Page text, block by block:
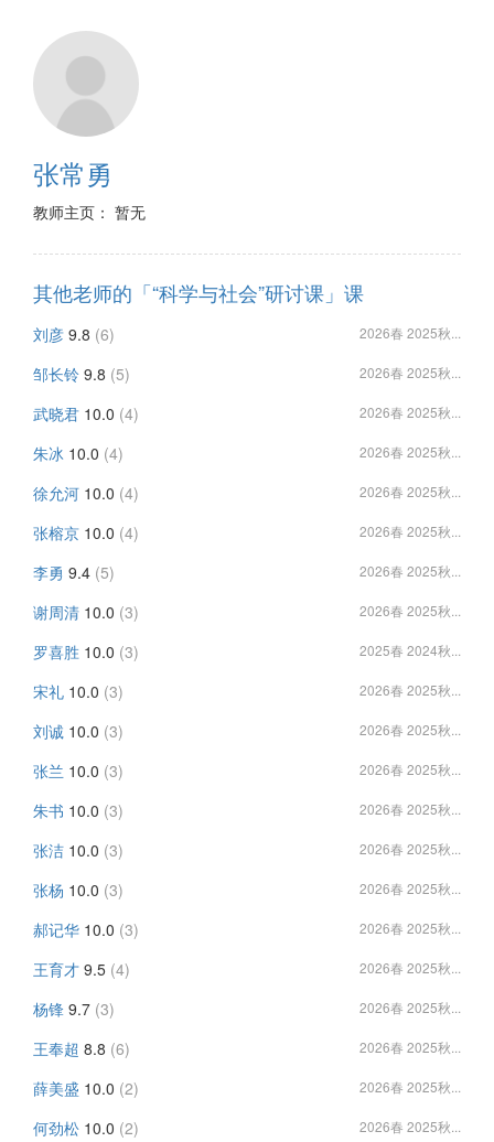
张常勇
教师主页： 暂无
其他老师的「“科学与社会”研讨课」课
刘彦 9.8 (6) 2026春 2025秋...
邹长铃 9.8 (5) 2026春 2025秋...
武晓君 10.0 (4) 2026春 2025秋...
朱冰 10.0 (4) 2026春 2025秋...
徐允河 10.0 (4) 2026春 2025秋...
张榕京 10.0 (4) 2026春 2025秋...
李勇 9.4 (5) 2026春 2025秋...
谢周清 10.0 (3) 2026春 2025秋...
罗喜胜 10.0 (3) 2025春 2024秋...
宋礼 10.0 (3) 2026春 2025秋...
刘诚 10.0 (3) 2026春 2025秋...
张兰 10.0 (3) 2026春 2025秋...
朱书 10.0 (3) 2026春 2025秋...
张洁 10.0 (3) 2026春 2025秋...
张杨 10.0 (3) 2026春 2025秋...
郝记华 10.0 (3) 2026春 2025秋...
王育才 9.5 (4) 2026春 2025秋...
杨锋 9.7 (3) 2026春 2025秋...
王奉超 8.8 (6) 2026春 2025秋...
薛美盛 10.0 (2) 2026春 2025秋...
何劲松 10.0 (2) 2026春 2025秋...